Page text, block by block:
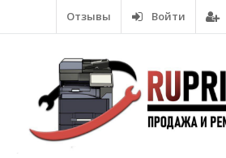
Отзывы Войти